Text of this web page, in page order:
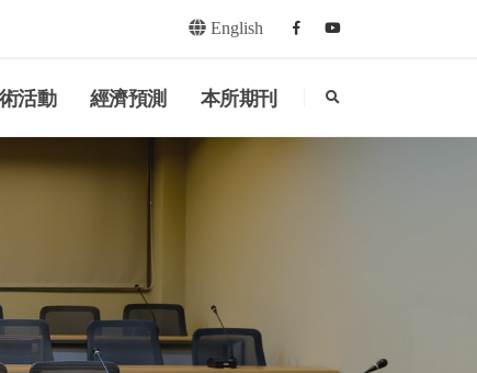
English Facebookyoutube
活動 經濟預測 本所期刊 search